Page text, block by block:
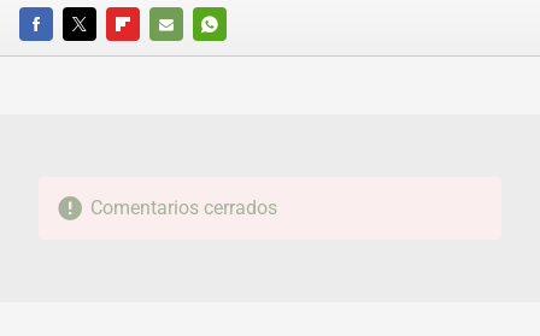
FACEBOOKTWITTERFLIPBOARD
E-
WHATSAPP
Comentarios cerrados